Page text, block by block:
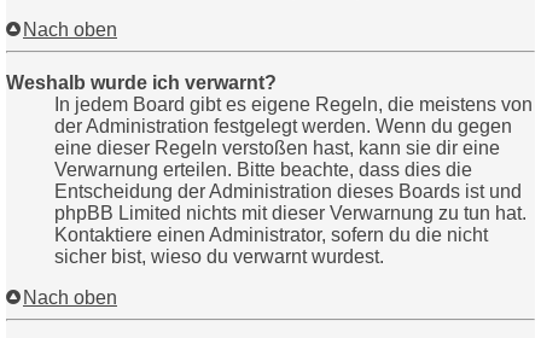
Nach oben
Weshalb wurde ich verwarnt?
In jedem Board gibt es eigene Regeln, die meistens von
der Administration festgelegt werden. Wenn du gegen
eine dieser Regeln verstoßen hast, kann sie dir eine
Verwarnung erteilen. Bitte beachte, dass dies die
Entscheidung der Administration dieses Boards ist und
phpBB Limited nichts mit dieser Verwarnung zu tun hat.
Kontaktiere einen Administrator, sofern du die nicht
sicher bist, wieso du verwarnt wurdest.
Nach oben